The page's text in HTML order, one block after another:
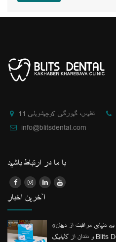
تفلیس، گیورگی کوچیشویلی 11
info@blitsdental.com
با ما در ارتباط باشید
آخرین اخبار
«لبخند خوشحال من» – راهنمایی کودکانه به دنیای مراقبت از دهان